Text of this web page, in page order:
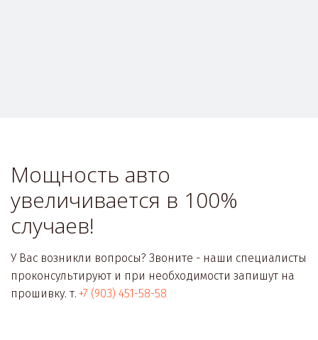
Мощность авто
увеличивается в 100%
случаев!
У Вас возникли вопросы? Звоните - наши специалисты
проконсультируют и при необходимости запишут на
прошивку. т. +7 (903) 451-58-58